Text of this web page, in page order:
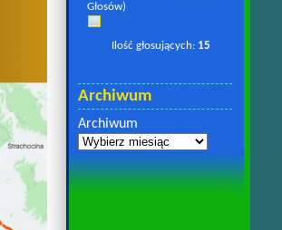
Głosów)
Ilość głosujących: 15
Archiwum
Archiwum